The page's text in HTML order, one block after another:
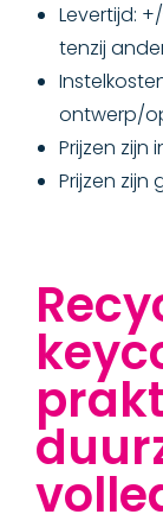
Levertijd:
tenzij
ontwerp/
Prijzen zijn
Prijzen zijn